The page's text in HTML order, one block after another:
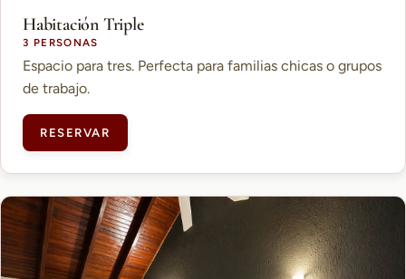
Habitación Triple
3 PERSONAS
Espacio para tres. Perfecta para familias chicas o grupos
de trabajo.
RESERVAR